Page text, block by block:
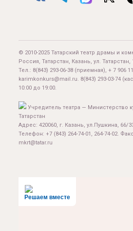
© 2010-2025 Татарский театр драмы и
Россия, Татарстан, Казань, ул. Татарстан,
Тел.: 8(843) 293-06-38 (приемная), + 7 906
karimkonkurs@mail.ru. 8(843) 293-03-74
10:00 до 19:00.
Учредитель театра — Министерство
Татарстан
Адрес: 420060, г. Казань, ул.Пушкина, 66/
Телефон: +7 (843) 264-74-01, 264-74-02.
mkrt@tatar.ru
Решаем вместе